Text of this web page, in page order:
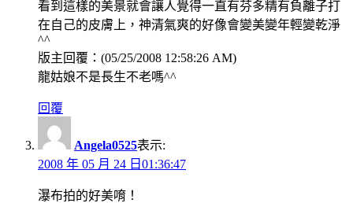
看到這樣的美景就會讓人覺得一直有芬多精有負離子打
在自己的皮膚上，神清氣爽的好像會變美變年輕變乾淨
^^
版主回覆：(05/25/2008 12:58:26 AM)
龍姑娘不是長生不老嗎^^
回覆
Angela0525表示:
2008 年 05 月 24 日01:36:47
瀑布拍的好美唷！